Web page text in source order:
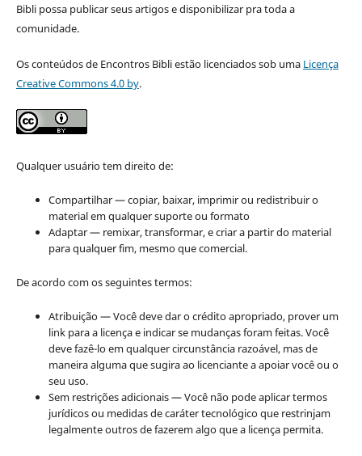
Bibli possa publicar seus artigos e disponibilizar pra toda a
comunidade.
Os conteúdos de Encontros Bibli estão licenciados sob uma Licença
Creative Commons 4.0 by.
Qualquer usuário tem direito de:
Compartilhar — copiar, baixar, imprimir ou redistribuir o
material em qualquer suporte ou formato
Adaptar — remixar, transformar, e criar a partir do material
para qualquer fim, mesmo que comercial.
De acordo com os seguintes termos:
Atribuição — Você deve dar o crédito apropriado, prover um
link para a licença e indicar se mudanças foram feitas. Você
deve fazê-lo em qualquer circunstância razoável, mas de
maneira alguma que sugira ao licenciante a apoiar você ou o
seu uso.
Sem restrições adicionais — Você não pode aplicar termos
jurídicos ou medidas de caráter tecnológico que restrinjam
legalmente outros de fazerem algo que a licença permita.